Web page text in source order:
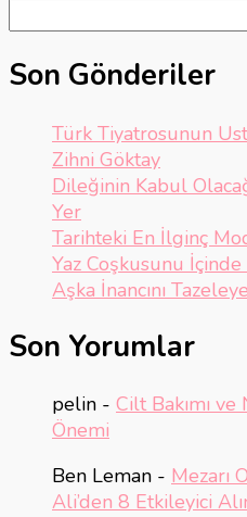
Son Gönderiler
Türk Tiyatrosunun
Zihni Göktay
Dileğinin Kabul
Yer
Tarihteki En İlginç
Yaz Coşkusunu
Aşka İnancını
Son Yorumlar
pelin - Cilt Bakımı
Önemi
Ben Leman - Mezarı
Ali’den 8 Etkileyici